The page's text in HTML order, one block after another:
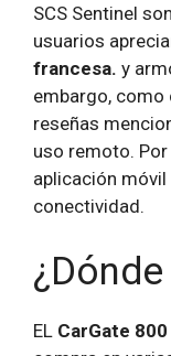
SCS Sentinel
usuarios
francesa. y
embargo, como
reseñas
uso remoto.
aplicación
conectividad.
EL CarGate 800